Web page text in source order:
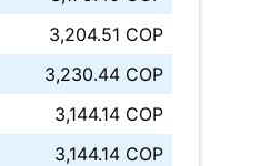
3,204.51 COP
3,230.44 COP
3,144.14 COP
3,144.14 COP